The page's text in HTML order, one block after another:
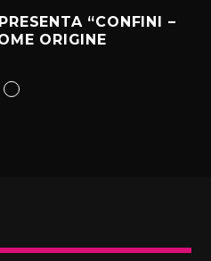
“CONFINI –
ORIGINE